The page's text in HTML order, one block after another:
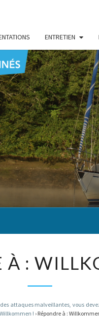
ENTRETIEN
À :
À :
des attaques malveillantes, vous
Willkommen ! › Répondre à :